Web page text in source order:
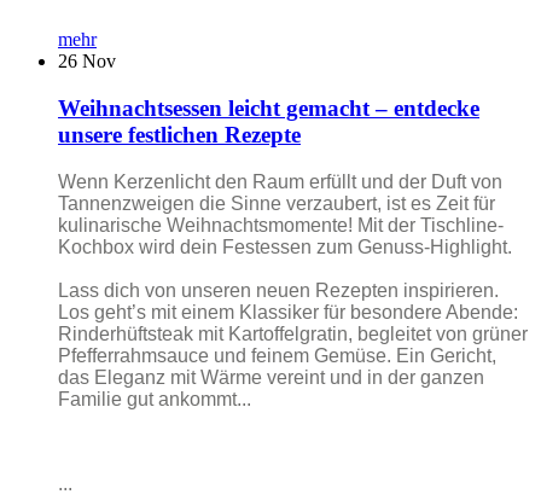
mehr
26 Nov
Weihnachtsessen leicht gemacht – entdecke
unsere festlichen Rezepte
Wenn Kerzenlicht den Raum erfüllt und der Duft von
Tannenzweigen die Sinne verzaubert, ist es Zeit für
kulinarische Weihnachtsmomente! Mit der Tischline-
Kochbox wird dein Festessen zum Genuss-Highlight.
Lass dich von unseren neuen Rezepten inspirieren.
Los geht’s mit einem Klassiker für besondere Abende:
Rinderhüftsteak mit Kartoffelgratin, begleitet von grüner
Pfefferrahmsauce und feinem Gemüse. Ein Gericht,
das Eleganz mit Wärme vereint und in der ganzen
Familie gut ankommt...
...